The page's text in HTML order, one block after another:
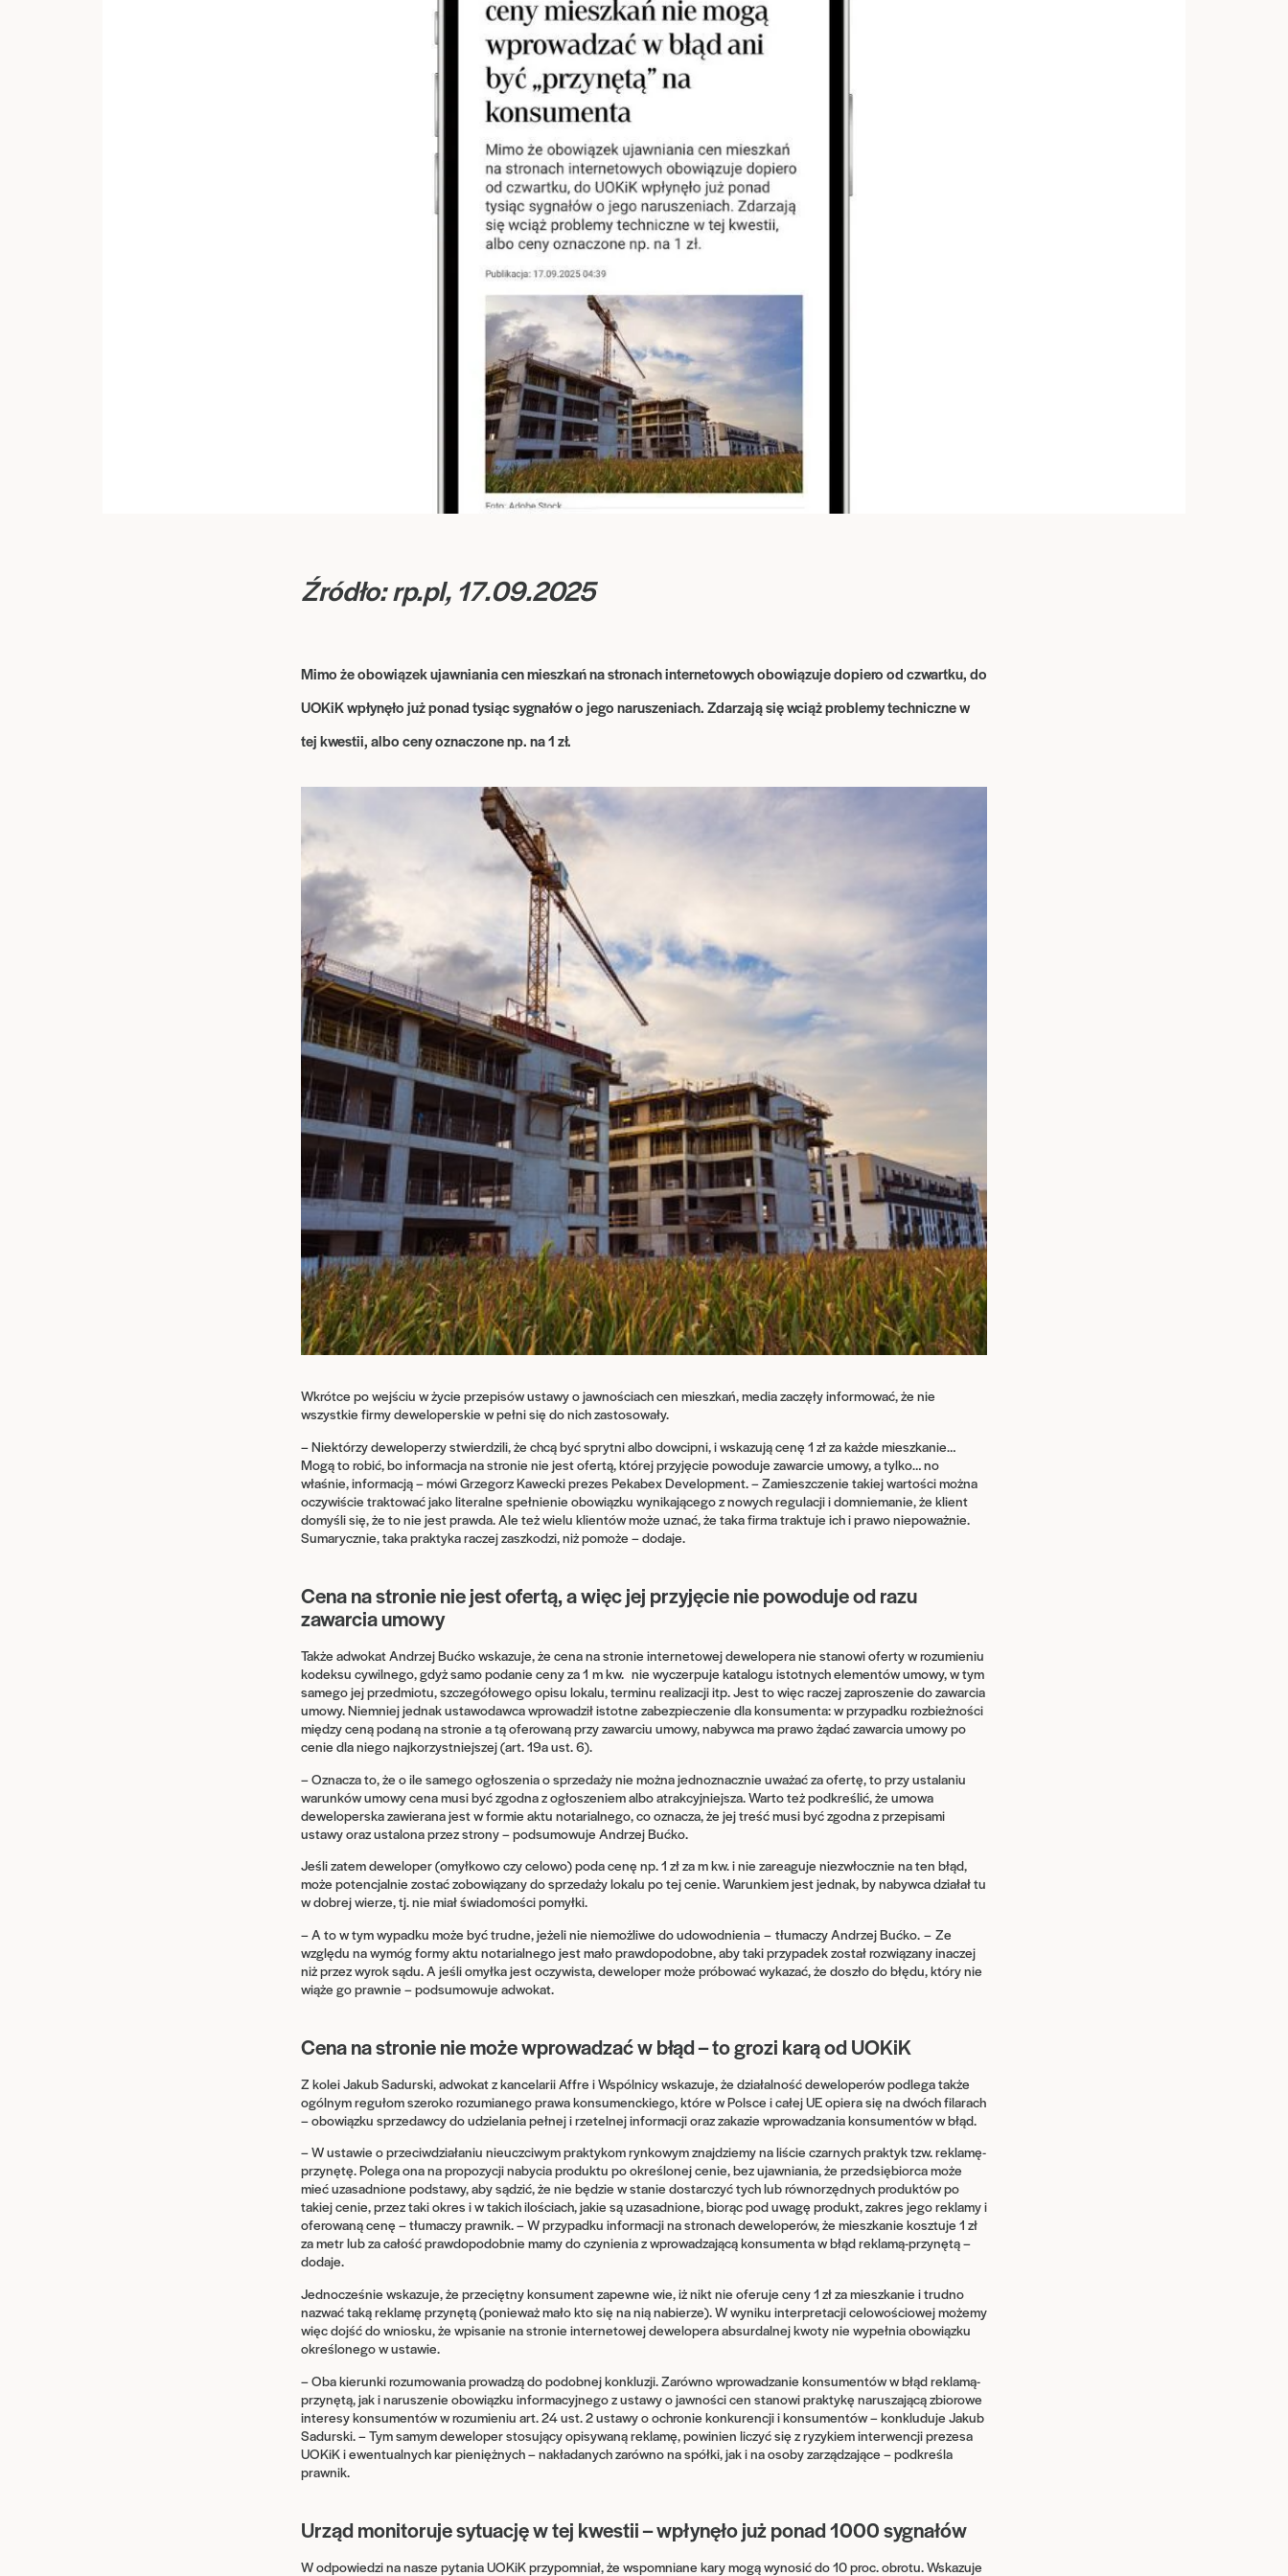
Źródło: rp.pl, 17.09.2025
Mimo że obowiązek ujawniania cen mieszkań na stronach internetowych obowiązuje dopiero od czwartku, do
UOKiK wpłynęło już ponad tysiąc sygnałów o jego naruszeniach. Zdarzają się wciąż problemy techniczne w
tej kwestii, albo ceny oznaczone np. na 1 zł.
Wkrótce po wejściu w życie przepisów ustawy o jawnościach cen mieszkań, media zaczęły informować, że nie
wszystkie firmy deweloperskie w pełni się do nich zastosowały.
– Niektórzy deweloperzy stwierdzili, że chcą być sprytni albo dowcipni, i wskazują cenę 1 zł za każde mieszkanie…
Mogą to robić, bo informacja na stronie nie jest ofertą, której przyjęcie powoduje zawarcie umowy, a tylko… no
właśnie, informacją – mówi Grzegorz Kawecki prezes Pekabex Development. – Zamieszczenie takiej wartości można
oczywiście traktować jako literalne spełnienie obowiązku wynikającego z nowych regulacji i domniemanie, że klient
domyśli się, że to nie jest prawda. Ale też wielu klientów może uznać, że taka firma traktuje ich i prawo niepoważnie.
Sumarycznie, taka praktyka raczej zaszkodzi, niż pomoże – dodaje.
Cena na stronie nie jest ofertą, a więc jej przyjęcie nie powoduje od razu
zawarcia umowy
Także adwokat Andrzej Bućko wskazuje, że cena na stronie internetowej dewelopera nie stanowi oferty w rozumieniu
kodeksu cywilnego, gdyż samo podanie ceny za 1 m kw. nie wyczerpuje katalogu istotnych elementów umowy, w tym
samego jej przedmiotu, szczegółowego opisu lokalu, terminu realizacji itp. Jest to więc raczej zaproszenie do zawarcia
umowy. Niemniej jednak ustawodawca wprowadził istotne zabezpieczenie dla konsumenta: w przypadku rozbieżności
między ceną podaną na stronie a tą oferowaną przy zawarciu umowy, nabywca ma prawo żądać zawarcia umowy po
cenie dla niego najkorzystniejszej (art. 19a ust. 6).
– Oznacza to, że o ile samego ogłoszenia o sprzedaży nie można jednoznacznie uważać za ofertę, to przy ustalaniu
warunków umowy cena musi być zgodna z ogłoszeniem albo atrakcyjniejsza. Warto też podkreślić, że umowa
deweloperska zawierana jest w formie aktu notarialnego, co oznacza, że jej treść musi być zgodna z przepisami
ustawy oraz ustalona przez strony – podsumowuje Andrzej Bućko.
Jeśli zatem deweloper (omyłkowo czy celowo) poda cenę np. 1 zł za m kw. i nie zareaguje niezwłocznie na ten błąd,
może potencjalnie zostać zobowiązany do sprzedaży lokalu po tej cenie. Warunkiem jest jednak, by nabywca działał tu
w dobrej wierze, tj. nie miał świadomości pomyłki.
– A to w tym wypadku może być trudne, jeżeli nie niemożliwe do udowodnienia – tłumaczy Andrzej Bućko. – Ze
względu na wymóg formy aktu notarialnego jest mało prawdopodobne, aby taki przypadek został rozwiązany inaczej
niż przez wyrok sądu. A jeśli omyłka jest oczywista, deweloper może próbować wykazać, że doszło do błędu, który nie
wiąże go prawnie – podsumowuje adwokat.
Cena na stronie nie może wprowadzać w błąd – to grozi karą od UOKiK
Z kolei Jakub Sadurski, adwokat z kancelarii Affre i Wspólnicy wskazuje, że działalność deweloperów podlega także
ogólnym regułom szeroko rozumianego prawa konsumenckiego, które w Polsce i całej UE opiera się na dwóch filarach
– obowiązku sprzedawcy do udzielania pełnej i rzetelnej informacji oraz zakazie wprowadzania konsumentów w błąd.
– W ustawie o przeciwdziałaniu nieuczciwym praktykom rynkowym znajdziemy na liście czarnych praktyk tzw. reklamę-
przynętę. Polega ona na propozycji nabycia produktu po określonej cenie, bez ujawniania, że przedsiębiorca może
mieć uzasadnione podstawy, aby sądzić, że nie będzie w stanie dostarczyć tych lub równorzędnych produktów po
takiej cenie, przez taki okres i w takich ilościach, jakie są uzasadnione, biorąc pod uwagę produkt, zakres jego reklamy i
oferowaną cenę – tłumaczy prawnik. – W przypadku informacji na stronach deweloperów, że mieszkanie kosztuje 1 zł
za metr lub za całość prawdopodobnie mamy do czynienia z wprowadzającą konsumenta w błąd reklamą-przynętą –
dodaje.
Jednocześnie wskazuje, że przeciętny konsument zapewne wie, iż nikt nie oferuje ceny 1 zł za mieszkanie i trudno
nazwać taką reklamę przynętą (ponieważ mało kto się na nią nabierze). W wyniku interpretacji celowościowej możemy
więc dojść do wniosku, że wpisanie na stronie internetowej dewelopera absurdalnej kwoty nie wypełnia obowiązku
określonego w ustawie.
– Oba kierunki rozumowania prowadzą do podobnej konkluzji. Zarówno wprowadzanie konsumentów w błąd reklamą-
przynętą, jak i naruszenie obowiązku informacyjnego z ustawy o jawności cen stanowi praktykę naruszającą zbiorowe
interesy konsumentów w rozumieniu art. 24 ust. 2 ustawy o ochronie konkurencji i konsumentów – konkluduje Jakub
Sadurski. – Tym samym deweloper stosujący opisywaną reklamę, powinien liczyć się z ryzykiem interwencji prezesa
UOKiK i ewentualnych kar pieniężnych – nakładanych zarówno na spółki, jak i na osoby zarządzające – podkreśla
prawnik.
Urząd monitoruje sytuację w tej kwestii – wpłynęło już ponad 1000 sygnałów
W odpowiedzi na nasze pytania UOKiK przypomniał, że wspomniane kary mogą wynosić do 10 proc. obrotu. Wskazuje